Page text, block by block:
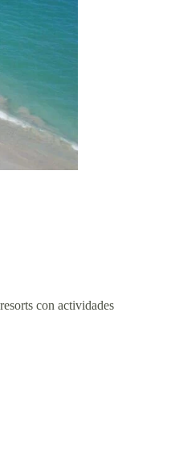
con actividades